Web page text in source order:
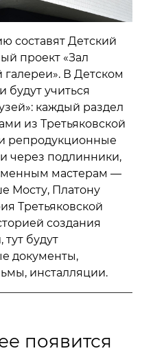
составят Детский
проект «Зал
галереи». В Детском
будут учиться
каждый раздел
из Третьяковской
репродукционные
через подлинники,
мастерам —
Мосту, Платону
Третьяковской
создания
тут будут
документы,
инсталляции.
появится